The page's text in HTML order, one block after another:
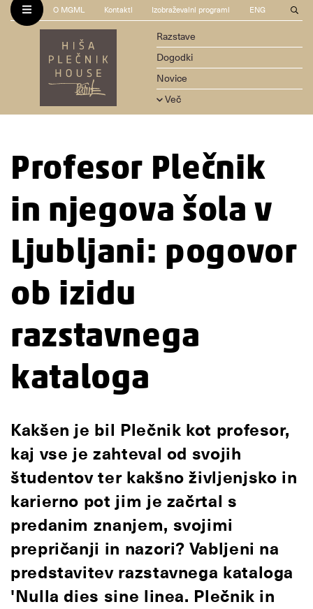
O MGML Kontakti Izobraževalni programi ENG
Razstave
Dogodki
Novice
Več
Profesor Plečnik
in njegova šola v
Ljubljani: pogovor
ob izidu
razstavnega
kataloga
Kakšen je bil Plečnik kot profesor,
kaj vse je zahteval od svojih
študentov ter kakšno življenjsko in
karierno pot jim je začrtal s
predanim znanjem, svojimi
prepričanji in nazori? Vabljeni na
predstavitev razstavnega kataloga
'Nulla dies sine linea. Plečnik in